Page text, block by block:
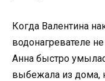
Когда Валентина
водонагревателе
Анна быстро
выбежала из дома,